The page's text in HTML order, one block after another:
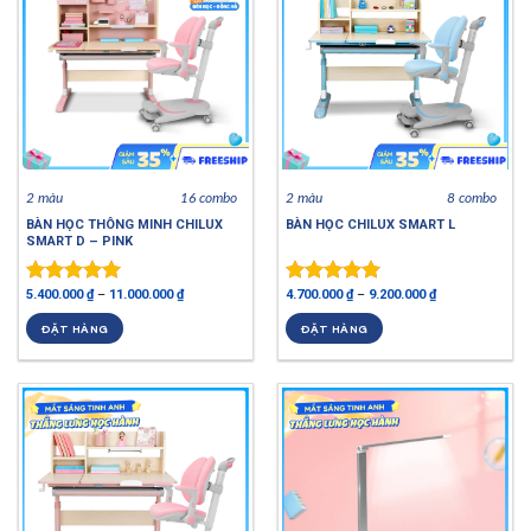
2 màu 16 combo
BÀN HỌC THÔNG MINH CHILUX
SMART D – PINK
Được xếp
hạng5.00
5 sao
5.400.000₫– 11.000.000₫
ĐẶT HÀNG
2 màu 8 combo
BÀN HỌC CHILUX SMART L
Được xếp
hạng4.94
5 sao
4.700.000₫– 9.200.000₫
ĐẶT HÀNG